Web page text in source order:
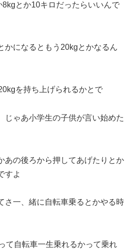
とか10キロだったらいいんで
かになるともう20kgとかなるん
を持ち上げられるかとで
じゃあ小学生の子供が言い始めた
あの後ろから押してあげたりとか
すよ
さ一、緒に自転車乗るとかやる時
て自転車一生乗れるかって乗れ